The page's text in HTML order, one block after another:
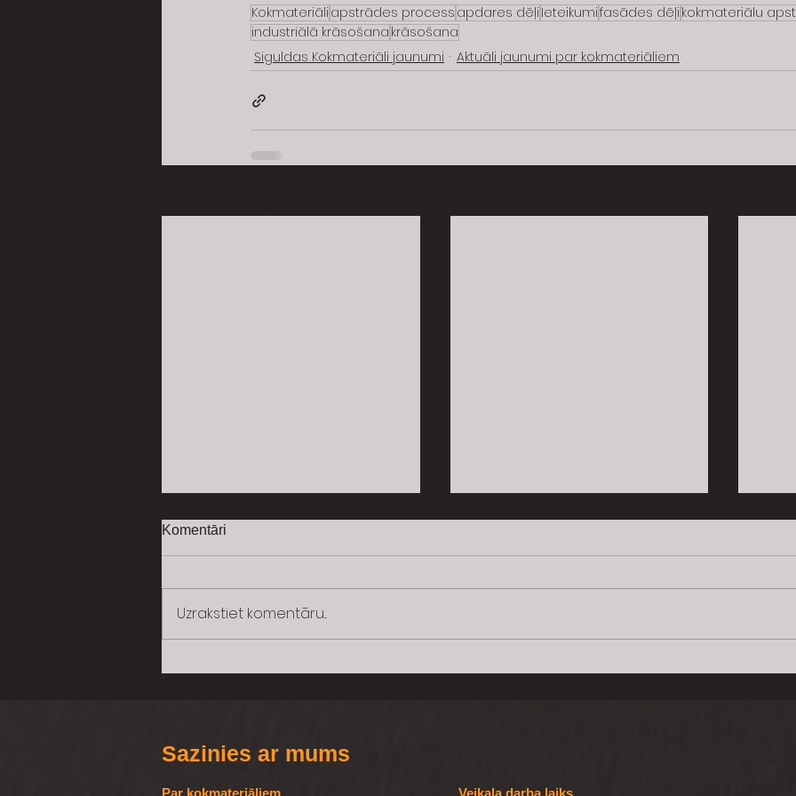
Kokmateriāli apstrādes process apdares dēļi Ieteikumifasādes dēļi kokmateriālu
industriālā krāsošana krāsošana
Siguldas Kokmateriāli jaunumi
Aktuāli jaunumi par kokmateriāliem
Komentāri
Uzrakstiet komentāru...
Sazinies ar mums
Par kokmateriāliem Veikala darba laiks